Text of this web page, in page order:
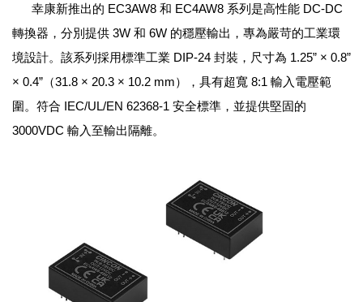
幸康新推出的 EC3AW8 和 EC4AW8 系列是高性能 DC-DC
轉換器，分別提供 3W 和 6W 的穩壓輸出，專為嚴苛的工業環
境設計。該系列採用標準工業 DIP-24 封裝，尺寸為 1.25” × 0.8”
× 0.4”（31.8 × 20.3 × 10.2 mm），具有超寬 8:1 輸入電壓範
圍。符合 IEC/UL/EN 62368-1 安全標準，並提供堅固的
3000VDC 輸入至輸出隔離。